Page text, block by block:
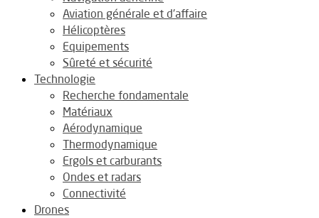
Aviation générale et d’affaire
Hélicoptères
Equipements
Sûreté et sécurité
Technologie
Recherche fondamentale
Matériaux
Aérodynamique
Thermodynamique
Ergols et carburants
Ondes et radars
Connectivité
Drones